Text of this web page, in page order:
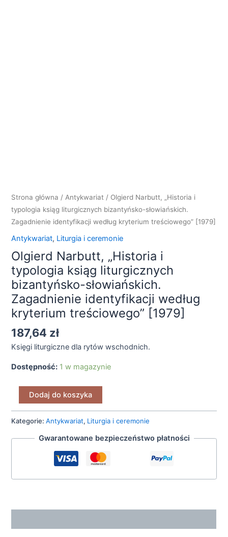
Strona główna / Antykwariat / Olgierd Narbutt, „Historia i
typologia ksiąg liturgicznych bizantyńsko-słowiańskich.
Zagadnienie identyfikacji według kryterium treściowego” [1979]
Antykwariat, Liturgia i ceremonie
Olgierd Narbutt, „Historia i
typologia ksiąg liturgicznych
bizantyńsko-słowiańskich.
Zagadnienie identyfikacji według
kryterium treściowego” [1979]
187,64 zł
Księgi liturgiczne dla rytów wschodnich.
Dostępność: 1 w magazynie
Dodaj do koszyka
Kategorie:Antykwariat, Liturgia i ceremonie
Gwarantowane bezpieczeństwo płatności